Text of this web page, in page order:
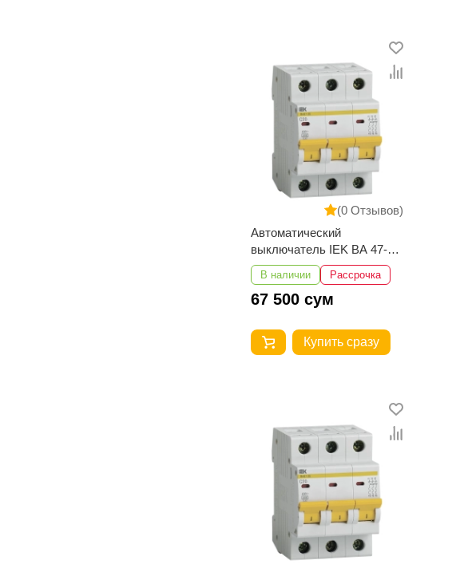
(0 Отзывов)
Автоматический
выключатель IEK ВА 47-29
3Р 63А 4,5кА
В наличии Рассрочка
67 500 сум
Купить сразу